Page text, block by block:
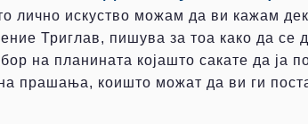
лично искуство можам да ви кажам
Триглав, пишува за тоа како да се
на планината којашто сакате да ја
прашања, коишто можат да ви ги